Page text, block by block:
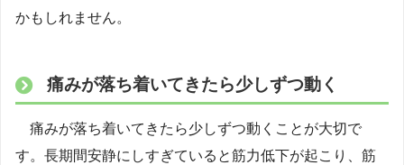
かもしれません。
痛みが落ち着いてきたら少しずつ動く
痛みが落ち着いてきたら少しずつ動くことが大切で
す。長期間安静にしすぎていると筋力低下が起こり、筋